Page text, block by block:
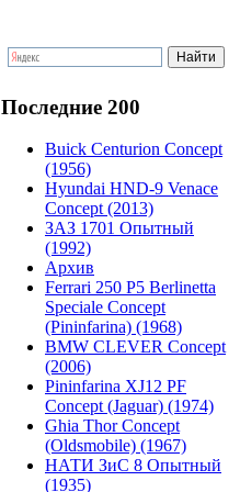
Последние 200
Buick Centurion Concept
(1956)
Hyundai HND-9 Venace
Concept (2013)
ЗАЗ 1701 Опытный
(1992)
Архив
Ferrari 250 P5 Berlinetta
Speciale Concept
(Pininfarina) (1968)
BMW CLEVER Concept
(2006)
Pininfarina XJ12 PF
Concept (Jaguar) (1974)
Ghia Thor Concept
(Oldsmobile) (1967)
НАТИ ЗиС 8 Опытный
(1935)